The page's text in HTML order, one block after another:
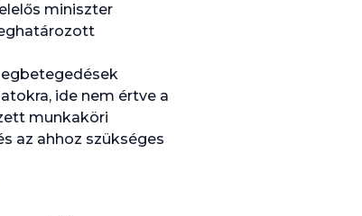
miniszter
ide nem értve a
munkaköri
az ahhoz szükséges